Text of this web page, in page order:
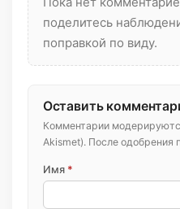
поделитесь
поправкой по виду.
Оставить
Комментарии
Akismet). После одобрения
Имя *